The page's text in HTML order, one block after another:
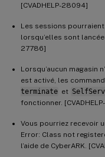
[CVADHELP-28094]
Les sessions
lorsqu’elles sont
27786]
Lorsqu’aucun magasin
est activé, les
terminate et
fonctionner.
Vous pourriez recevoir
Error: Class not
l’aide de CyberARK.